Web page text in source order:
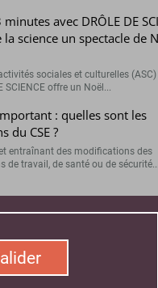
avec DRÔLE DE
la science un spectacle de
sociales et culturelles (ASC)
SCIENCE offre un Noël...
: quelles sont les
du CSE ?
entraînant des modifications des
de travail, de santé ou de sécurité...
Top des
de déloyauté de
pas des